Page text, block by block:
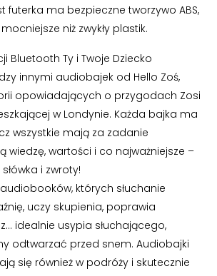
futerka ma bezpieczne tworzywo ABS,
niż zwykły plastik.
Bluetooth Ty i Twoje Dziecko
innymi audiobajek od Hello Zoś,
opowiadających o przygodach Zosi
w Londynie. Każda bajka ma
wszystkie mają za zadanie
wiedzę, wartości i co najważniejsze –
i zwroty!
których słuchanie
uczy skupienia, poprawia
idealnie usypia słuchającego,
odtwarzać przed snem. Audiobajki
się również w podróży i skutecznie